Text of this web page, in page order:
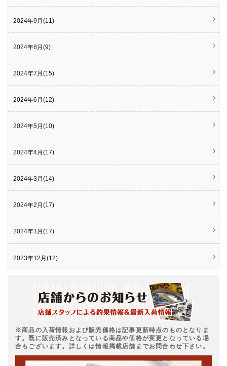
2024年9月(11)
2024年8月(9)
2024年7月(15)
2024年6月(12)
2024年5月(10)
2024年4月(17)
2024年3月(14)
2024年2月(17)
2024年1月(17)
2023年12月(12)
※商品の入荷情報および販売価格は記事更新時点のものとなりま
す。既に販売済みとなっている商品や価格が変更となっている場
合もございます。詳しくは情報掲載店舗までお問合わせ下さい。